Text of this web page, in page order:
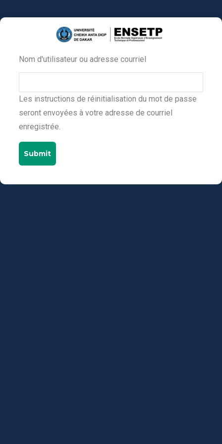
au
Primary
tabs
Nom d'utilisateur ou adresse courriel
Les instructions de réinitialisation du mot de passe
seront envoyées à votre adresse de courriel
enregistrée.